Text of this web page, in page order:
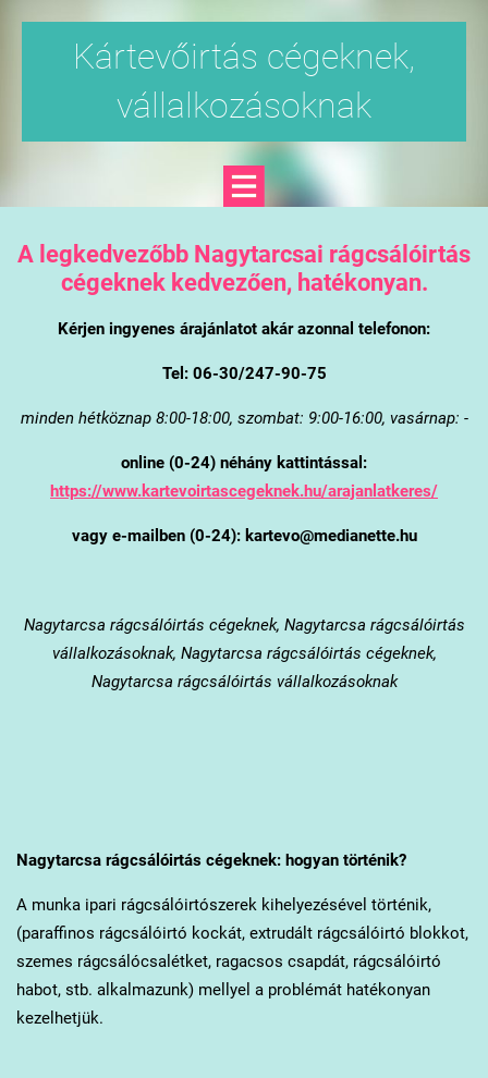
Kártevőirtás cégeknek,
vállalkozásoknak
A legkedvezőbb Nagytarcsai rágcsálóirtás
cégeknek kedvezően, hatékonyan.
Kérjen ingyenes árajánlatot akár azonnal telefonon:
Tel: 06-30/247-90-75
minden hétköznap 8:00-18:00, szombat: 9:00-16:00, vasárnap: -
online (0-24) néhány kattintással:
https://www.kartevoirtascegeknek.hu/arajanlatkeres/
vagy e-mailben (0-24): kartevo@medianette.hu
Nagytarcsa rágcsálóirtás cégeknek, Nagytarcsa rágcsálóirtás
vállalkozásoknak, Nagytarcsa rágcsálóirtás cégeknek,
Nagytarcsa rágcsálóirtás vállalkozásoknak
Nagytarcsarágcsálóirtás cégeknek: hogyan történik?
A munka ipari rágcsálóirtószerek kihelyezésével történik,
(paraffinos rágcsálóirtó kockát, extrudált rágcsálóirtó blokkot,
szemes rágcsálócsalétket, ragacsos csapdát, rágcsálóirtó
habot, stb. alkalmazunk) mellyel a problémát hatékonyan
kezelhetjük.